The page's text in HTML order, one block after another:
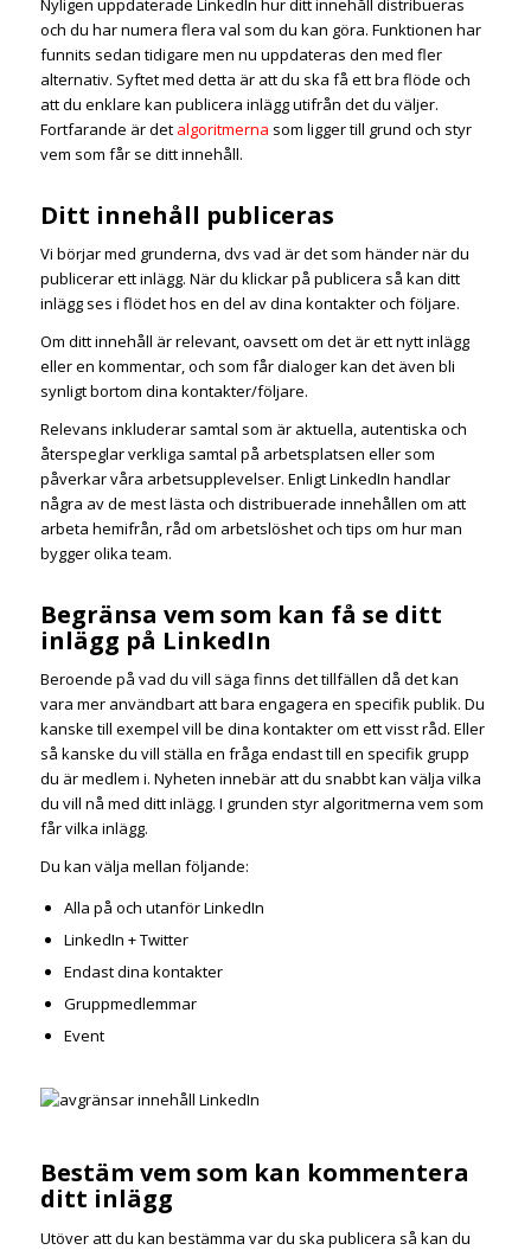
Nyligen uppdaterade LinkedIn hur ditt innehåll distribueras
och du har numera flera val som du kan göra. Funktionen har
funnits sedan tidigare men nu uppdateras den med fler
alternativ. Syftet med detta är att du ska få ett bra flöde och
att du enklare kan publicera inlägg utifrån det du väljer.
Fortfarande är det algoritmerna som ligger till grund och styr
vem som får se ditt innehåll.
Ditt innehåll publiceras
Vi börjar med grunderna, dvs vad är det som händer när du
publicerar ett inlägg. När du klickar på publicera så kan ditt
inlägg ses i flödet hos en del av dina kontakter och följare.
Om ditt innehåll är relevant, oavsett om det är ett nytt inlägg
eller en kommentar, och som får dialoger kan det även bli
synligt bortom dina kontakter/följare.
Relevans inkluderar samtal som är aktuella, autentiska och
återspeglar verkliga samtal på arbetsplatsen eller som
påverkar våra arbetsupplevelser. Enligt LinkedIn handlar
några av de mest lästa och distribuerade innehållen om att
arbeta hemifrån, råd om arbetslöshet och tips om hur man
bygger olika team.
Begränsa vem som kan få se ditt
inlägg på LinkedIn
Beroende på vad du vill säga finns det tillfällen då det kan
vara mer användbart att bara engagera en specifik publik. Du
kanske till exempel vill be dina kontakter om ett visst råd. Eller
så kanske du vill ställa en fråga endast till en specifik grupp
du är medlem i. Nyheten innebär att du snabbt kan välja vilka
du vill nå med ditt inlägg. I grunden styr algoritmerna vem som
får vilka inlägg.
Du kan välja mellan följande:
Alla på och utanför LinkedIn
LinkedIn + Twitter
Endast dina kontakter
Gruppmedlemmar
Event
Bestäm vem som kan kommentera
ditt inlägg
Utöver att du kan bestämma var du ska publicera så kan du